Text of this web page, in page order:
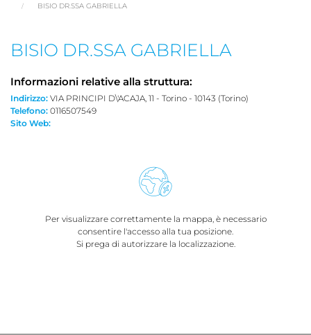
BISIO DR.SSA GABRIELLA
BISIO DR.SSA GABRIELLA
Informazioni relative alla struttura:
Indirizzo: VIA PRINCIPI D\'ACAJA, 11 - Torino - 10143 (Torino)
Telefono: 0116507549
Sito Web:
Per visualizzare correttamente la mappa, è necessario
consentire l'accesso alla tua posizione.
Si prega di autorizzare la localizzazione.